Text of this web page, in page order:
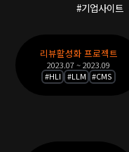
#기업사이트
리뷰활성화 프로젝트
2023.07 ~ 2023.09
#HLI #LLM #CMS